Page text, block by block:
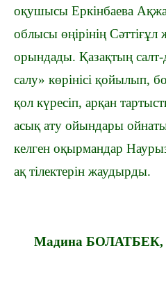
оқушысы Еркінбаева
облысы өңірінің
орындады. Қазақтың салт-
салу» көрінісі қойылып,
қол күресіп, арқан
асық ату ойындары
келген оқырмандар
ақ тілектерін жаудырды.
Мадина